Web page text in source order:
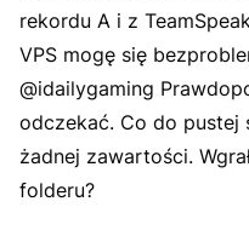
rekordu A i z
VPS mogę się
@idailygaming
odczekać. Co do pustej
żadnej zawartości.
folderu?